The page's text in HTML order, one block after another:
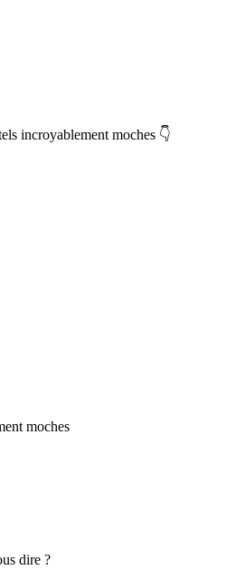
incroyablement moches 👇
moches
dire ?